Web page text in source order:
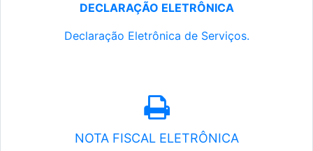
DECLARAÇÃO ELETRÔNICA
Declaração Eletrônica de Serviços.
NOTA FISCAL ELETRÔNICA